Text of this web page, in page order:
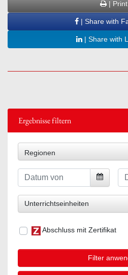
| Print
| Share with
| Share with
Ergebnisse filtern
Regionen
Unterrichtseinheiten
Abschluss mit Zertifikat
Filter